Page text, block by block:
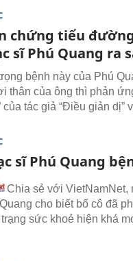
chứng tiểu
sĩ Phú Quang ra
bệnh này của Phú
thân của ông thì phản
của tác giả “Điều giản dị”
sĩ Phú Quang
Chia sẻ với VietNamNet,
cho biết bố cô đã
sức khoẻ hiện khá